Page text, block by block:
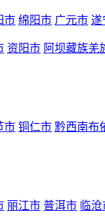
市 绵阳市 广元市 遂
资阳市 阿坝藏族羌
市 铜仁市 黔西南布
丽江市 普洱市 临